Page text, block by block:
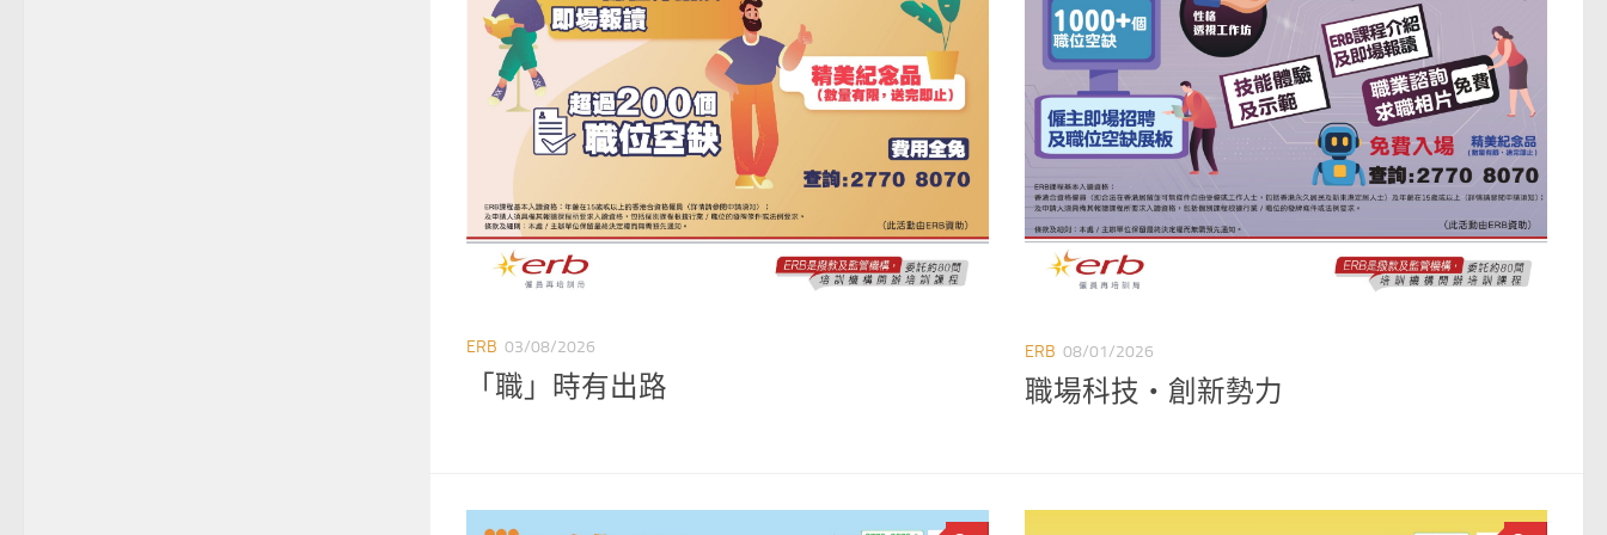
ERB 03/08/2026
「職」時有出路
ERB 08/01/2026
職場科技‧創新勢力